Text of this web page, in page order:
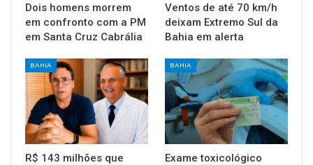
Dois homens morrem
em confronto com a PM
em Santa Cruz Cabrália
Ventos de até 70 km/h
deixam Extremo Sul da
Bahia em alerta
BAHIA
R$ 143 milhões que
BAHIA
Exame toxicológico